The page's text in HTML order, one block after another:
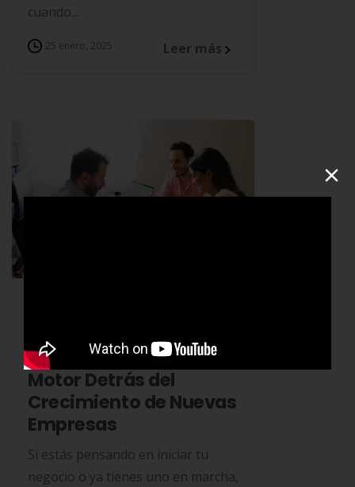
cuando...
25 enero, 2025 Leer más
Cooperativas de
Crédito y Ahorro: El
Motor Detrás del
Crecimiento de Nuevas
Empresas
Si estás pensando en iniciar tu
negocio o ya tienes uno en marcha,
×